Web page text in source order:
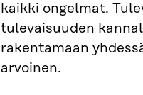
kaikki ongelmat.
tulevaisuuden
rakentamaan
arvoinen.